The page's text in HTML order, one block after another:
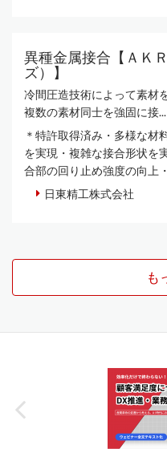
異種金属接合【ＡＫ
ズ）】
冷間圧造技術によって素材
複数の素材同士を強固に接...
＊特許取得済み・多様な材
を実現・複雑な接合形状を
合部の回り止め強度の向上
日東精工株式会社
も